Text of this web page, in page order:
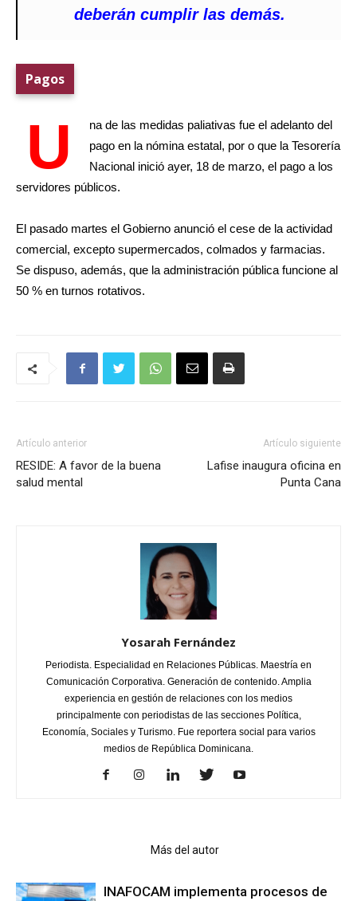
deberán cumplir las demás.
Pagos
U
na de las medidas paliativas fue el adelanto del
pago en la nómina estatal, por o que la Tesorería
Nacional inició ayer, 18 de marzo, el pago a los
servidores públicos.
El pasado martes el Gobierno anunció el cese de la actividad
comercial, excepto supermercados, colmados y farmacias.
Se dispuso, además, que la administración pública funcione al
50 % en turnos rotativos.
Artículo anterior
RESIDE: A favor de la buena
salud mental
Artículo siguiente
Lafise inaugura oficina en
Punta Cana
Yosarah Fernández
Periodista. Especialidad en Relaciones Públicas. Maestría en
Comunicación Corporativa. Generación de contenido. Amplia
experiencia en gestión de relaciones con los medios
principalmente con periodistas de las secciones Política,
Economía, Sociales y Turismo. Fue reportera social para varios
medios de República Dominicana.
Más del autor
INAFOCAM implementa procesos de